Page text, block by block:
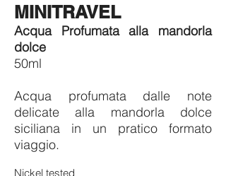
MINITRAVEL
Acqua Profumata alla mandorla
dolce
50ml
Acqua profumata dalle note
delicate alla mandorla dolce
siciliana in un pratico formato
viaggio.
Nickel tested